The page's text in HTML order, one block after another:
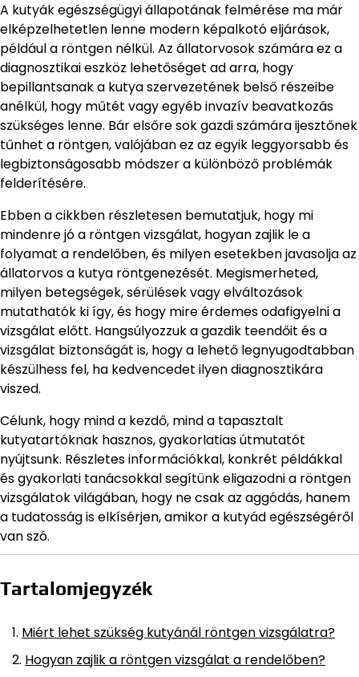
A kutyák egészségügyi állapotának felmérése ma már
elképzelhetetlen lenne modern képalkotó eljárások,
például a röntgen nélkül. Az állatorvosok számára ez a
diagnosztikai eszköz lehetőséget ad arra, hogy
bepillantsanak a kutya szervezetének belső részeibe
anélkül, hogy műtét vagy egyéb invazív beavatkozás
szükséges lenne. Bár elsőre sok gazdi számára ijesztőnek
tűnhet a röntgen, valójában ez az egyik leggyorsabb és
legbiztonságosabb módszer a különböző problémák
felderítésére.
Ebben a cikkben részletesen bemutatjuk, hogy mi
mindenre jó a röntgen vizsgálat, hogyan zajlik le a
folyamat a rendelőben, és milyen esetekben javasolja az
állatorvos a kutya röntgenezését. Megismerheted,
milyen betegségek, sérülések vagy elváltozások
mutathatók ki így, és hogy mire érdemes odafigyelni a
vizsgálat előtt. Hangsúlyozzuk a gazdik teendőit és a
vizsgálat biztonságát is, hogy a lehető legnyugodtabban
készülhess fel, ha kedvencedet ilyen diagnosztikára
viszed.
Célunk, hogy mind a kezdő, mind a tapasztalt
kutyatartóknak hasznos, gyakorlatias útmutatót
nyújtsunk. Részletes információkkal, konkrét példákkal
és gyakorlati tanácsokkal segítünk eligazodni a röntgen
vizsgálatok világában, hogy ne csak az aggódás, hanem
a tudatosság is elkísérjen, amikor a kutyád egészségéről
van szó.
Tartalomjegyzék
Miért lehet szükség kutyánál röntgen vizsgálatra?
Hogyan zajlik a röntgen vizsgálat a rendelőben?